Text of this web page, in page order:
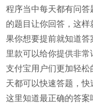
程序当中每天都有问
的题目让你回答，这
果你想要提前就知道
里款可以给你提供非
支付宝用户们更加轻
天都可以快速答题，
这里知道最正确的答案